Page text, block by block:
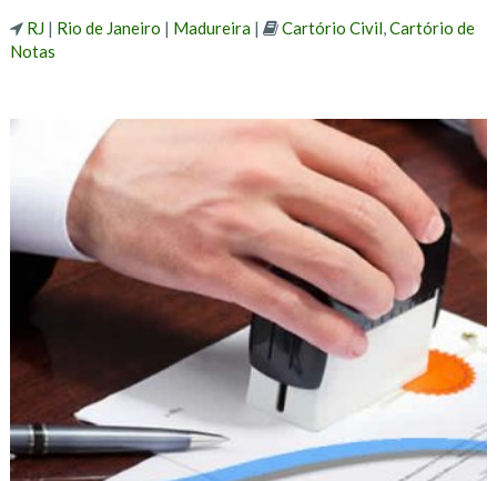
RJ| Rio de Janeiro | Madureira| Cartório Civil,Cartório de
Notas